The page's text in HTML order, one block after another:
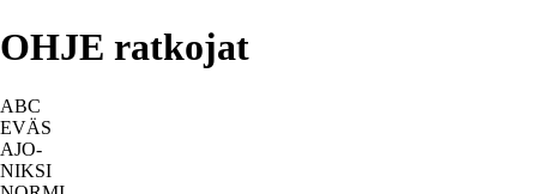
OHJE ratkojat
ABC
EVÄS
AJO-
NIKSI